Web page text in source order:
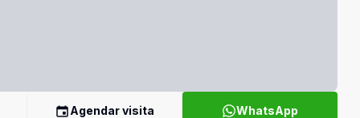
Agendar visita WhatsApp